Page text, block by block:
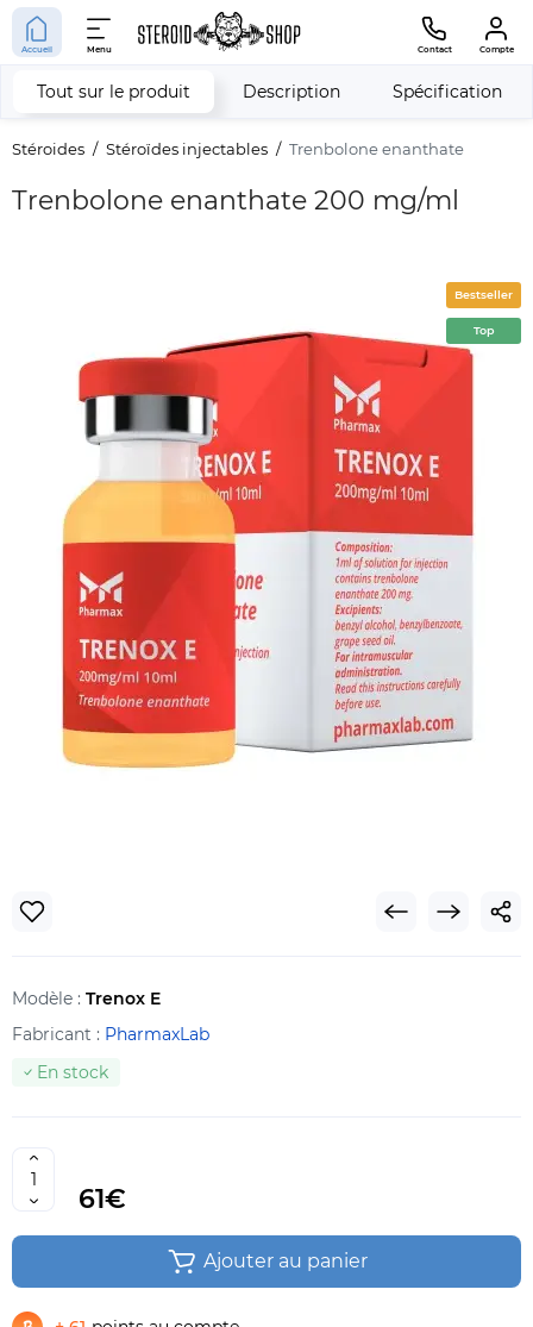
Accueil Menu Contact Compte
Stéroides Stéroïdes injectables Trenbolone enanthate
Trenbolone enanthate 200 mg/ml
Tout sur le produit Description Spécification
Bestseller
Top
Modèle : Trenox E
Fabricant : PharmaxLab
En stock
61€
Ajouter au panier